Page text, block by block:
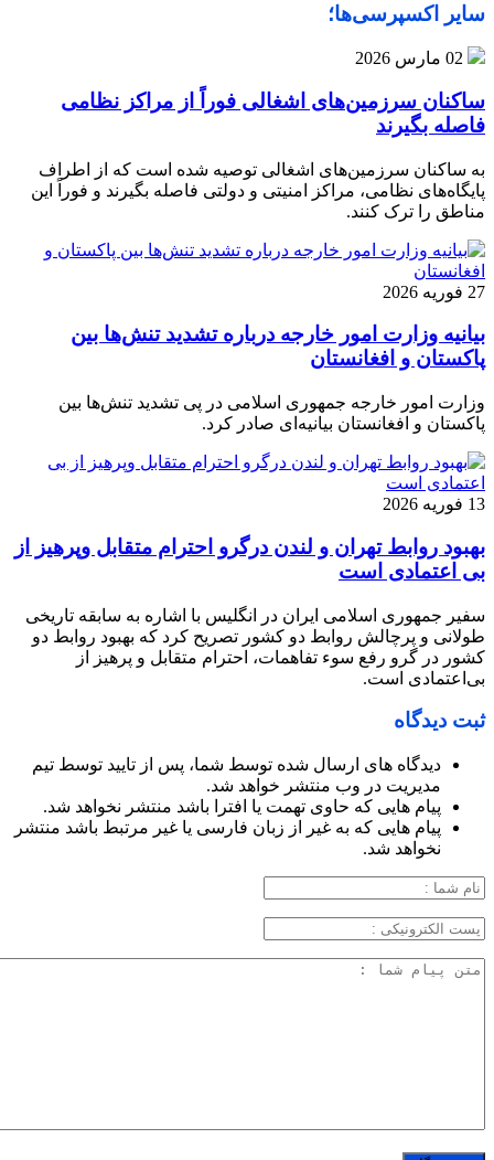
سایر اکسپرسی‌ها؛
02 مارس 2026
ساکنان سرزمین‌های اشغالی فوراً از مراکز نظامی
فاصله بگیرند
به ساکنان سرزمین‌های اشغالی توصیه شده است که از اطراف
پایگاه‌های نظامی، مراکز امنیتی و دولتی فاصله بگیرند و فوراً این
مناطق را ترک کنند.
27 فوریه 2026
بیانیه وزارت امور خارجه درباره تشدید تنش‌ها بین
پاکستان و افغانستان
وزارت امور خارجه جمهوری اسلامی در پی تشدید تنش‌ها بین
پاکستان و افغانستان بیانیه‌ای صادر کرد.
13 فوریه 2026
بهبود روابط تهران و لندن درگرو احترام متقابل وپرهیز از
بی‌ اعتمادی است
سفیر جمهوری اسلامی ایران در انگلیس با اشاره به سابقه تاریخی
طولانی و پرچالش روابط دو کشور تصریح کرد که بهبود روابط دو
کشور در گرو رفع سوء تفاهمات، احترام متقابل و پرهیز از
بی‌اعتمادی است.
ثبت دیدگاه
دیدگاه های ارسال شده توسط شما، پس از تایید توسط تیم
مدیریت در وب منتشر خواهد شد.
پیام هایی که حاوی تهمت یا افترا باشد منتشر نخواهد شد.
پیام هایی که به غیر از زبان فارسی یا غیر مرتبط باشد منتشر
نخواهد شد.